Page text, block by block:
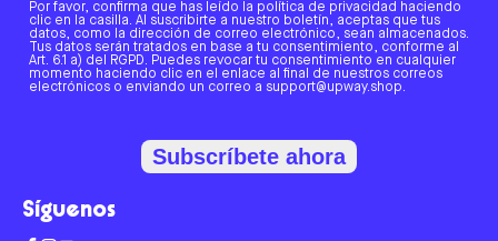
Por favor, confirma que has leído la política de privacidad haciendo
clic en la casilla. Al suscribirte a nuestro boletín, aceptas que tus
datos, como la dirección de correo electrónico, sean almacenados.
Tus datos serán tratados en base a tu consentimiento, conforme al
Art. 6.1 a) del RGPD. Puedes revocar tu consentimiento en cualquier
momento haciendo clic en el enlace al final de nuestros correos
electrónicos o enviando un correo a support@upway.shop.
Subscríbete ahora
Síguenos